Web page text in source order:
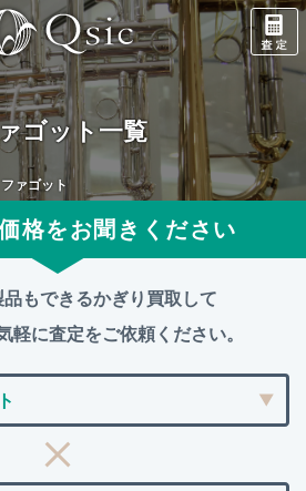
ゴット一覧
ファゴット
格をお聞きください
もできるかぎり買取して
軽に査定をご依頼ください。